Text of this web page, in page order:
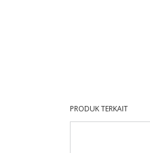
PRODUK TERKAIT